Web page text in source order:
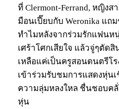
ที่ Clermont-Ferrand, หญิง
มือนเปี๊ยบกับ Weronika แถ
ทำไมหลังจากร่วมรักแฟนห
เศร้าโศกเสียใจ แล้วจู่ๆตัดสิ
เหลือแค่เป็นครูสอนดนตรีโร
เข้าร่วมรับชมการแสดงหุ่นเ
ความลุ่มหลงใหล ชื่นชอบค
หุ่น